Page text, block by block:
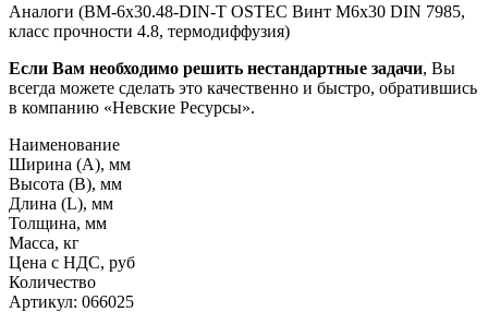
Аналоги (ВМ-6х30.48-DIN-Т OSTEC Винт М6х30 DIN 7985,
класс прочности 4.8, термодиффузия)
Если Вам необходимо решить нестандартные задачи, Вы
всегда можете сделать это качественно и быстро, обратившись
в компанию «Невские Ресурсы».
Наименование
Ширина (А), мм
Высота (В), мм
Длина (L), мм
Толщина, мм
Масса, кг
Цена с НДС, руб
Количество
Артикул: 066025